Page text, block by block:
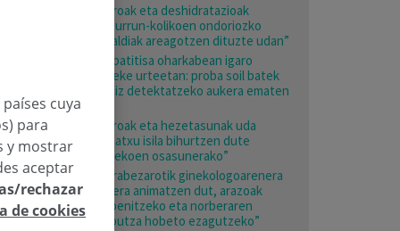
“Beroak eta deshidratazioak
giltzurrun-kolikoen ondoriozko
larrialdiak areagotzen dituzte udan”
“Hepatitisa oharkabean igaro
daiteke urteetan: proba soil batek
garaiz detektatzeko aukera ematen
“Beroak eta hezetasunak uda
mehatxu isila bihurtzen dute
adinekoen osasunerako”
“Nerabezarotik ginekologoarenera
joatera animatzen dut, arazoak
prebenitzeko eta norberaren
gorputza hobeto ezagutzeko”
cuya
para
y mostrar
aceptar
rechazar
de cookies